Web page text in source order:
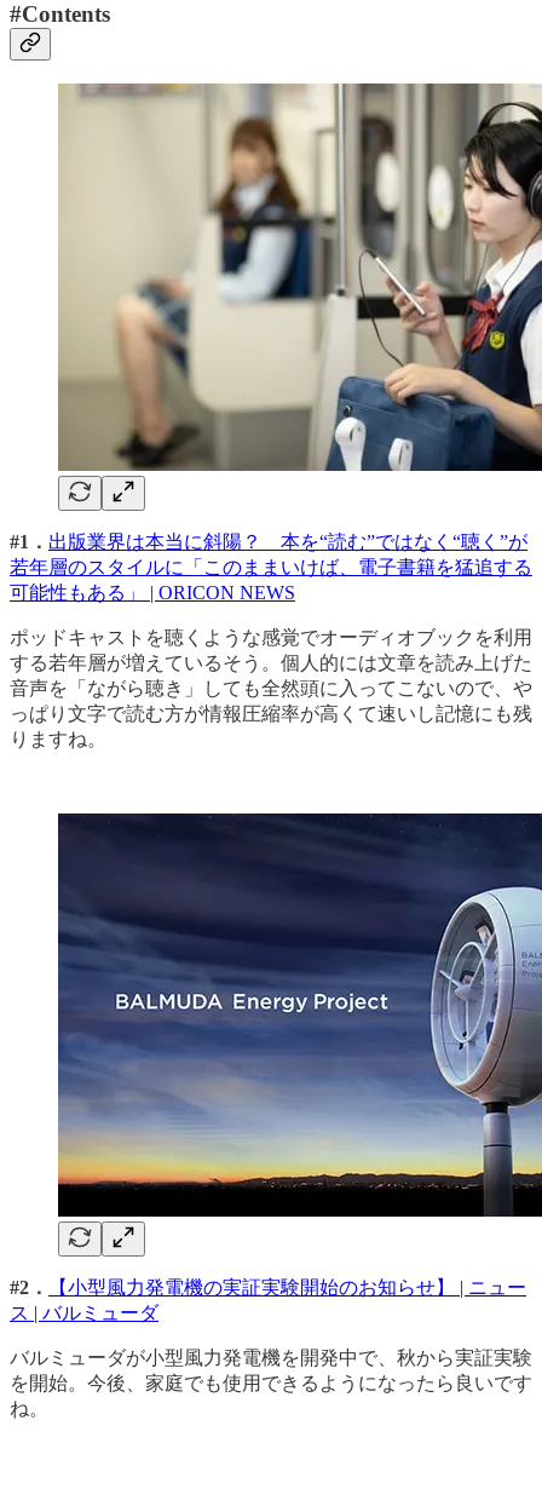
#Contents
#1． 出版業界は本当に斜陽？ 本を“読む”ではなく“聴く”が
若年層のスタイルに「このままいけば、電子書籍を猛追する
可能性もある」 | ORICON NEWS
ポッドキャストを聴くような感覚でオーディオブックを利用
する若年層が増えているそう。個人的には文章を読み上げた
音声を「ながら聴き」しても全然頭に入ってこないので、や
っぱり文字で読む方が情報圧縮率が高くて速いし記憶にも残
りますね。
#2．
【小型風力発電機の実証実験開始のお知らせ】 | ニュー
ス | バルミューダ
バルミューダが小型風力発電機を開発中で、秋から実証実験
を開始。今後、家庭でも使用できるようになったら良いです
ね。